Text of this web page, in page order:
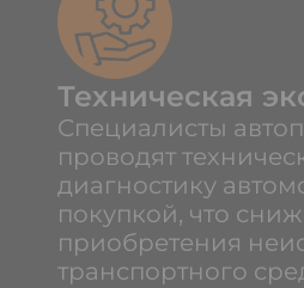
Техническая
Специалисты
проводят
диагностику
покупкой, что
приобретения
транспортного